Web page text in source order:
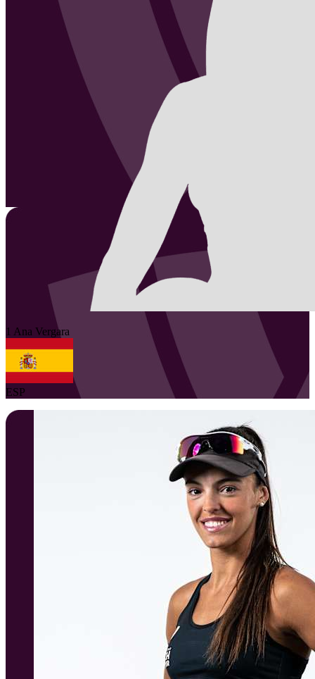
1 Ana Vergara
ESP